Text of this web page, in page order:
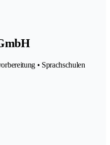
• Sprachschulen